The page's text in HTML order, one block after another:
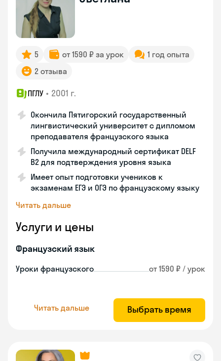
5 от 1590 ₽ за урок
1 год опыта
2 отзыва
ПГЛУ • 2001 г.
Окончила Пятигорский государственный
лингвистический университет с дипломом
преподавателя французского языка
Получила международный сертификат DELF
B2 для подтверждения уровня языка
Имеет опыт подготовки учеников к
экзаменам ЕГЭ и ОГЭ по французскому языку
Читать дальше
Услуги и цены
Французский язык
Уроки французского от 1590 ₽ / урок
Читать дальше Выбрать время